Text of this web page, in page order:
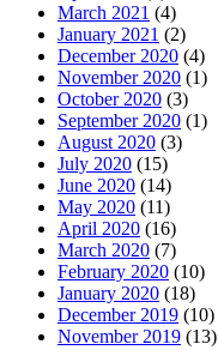
March 2021 (4)
January 2021 (2)
December 2020 (4)
November 2020 (1)
October 2020 (3)
September 2020 (1)
August 2020 (3)
July 2020 (15)
June 2020 (14)
May 2020 (11)
April 2020 (16)
March 2020 (7)
February 2020 (10)
January 2020 (18)
December 2019 (10)
November 2019 (13)